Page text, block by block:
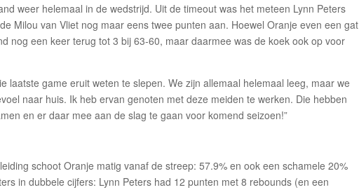
weer helemaal in de wedstrijd. Uit de timeout was het meteen Lynn Peters
Milou van Vliet nog maar eens twee punten aan. Hoewel Oranje even een gat
nog een keer terug tot 3 bij 63-60, maar daarmee was de koek ook op voor
laatste game eruit weten te slepen. We zijn allemaal helemaal leeg, maar we
naar huis. Ik heb ervan genoten met deze meiden te werken. Die hebben
en er daar mee aan de slag te gaan voor komend seizoen!”
schoot Oranje matig vanaf de streep: 57.9% en ook een schamele 20%
in dubbele cijfers: Lynn Peters had 12 punten met 8 rebounds (en een